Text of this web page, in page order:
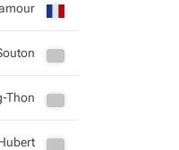
Thon